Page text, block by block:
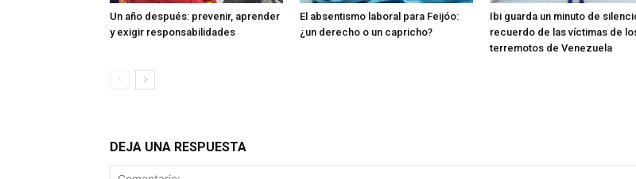
Un año después: prevenir, aprender
y exigir responsabilidades
El absentismo laboral para Feijóo:
¿un derecho o un capricho?
Ibi guarda un minuto de
recuerdo de las víctimas de
terremotos de Venezuela
DEJA UNA RESPUESTA